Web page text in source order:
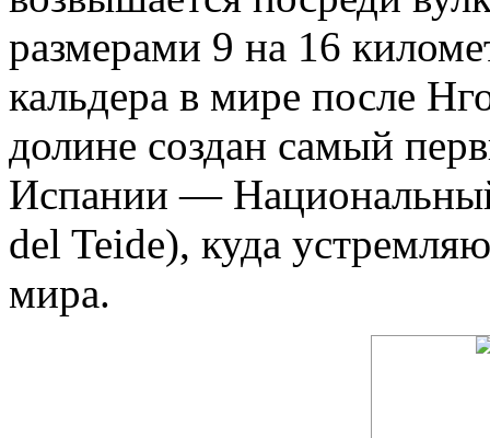
размерами 9 на 16
кальдера в мире после
долине создан самый
Испании —
del Teide), куда
мира.